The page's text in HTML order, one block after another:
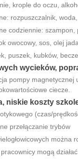
krople do oczu,
rozpuszczalnik,
codziennie:
owocowy, sos, olej
puszek, kubków,
wycieków,
pompy magnetycznej
ciecze.
niskie koszty
(czas/
przełączanie trybów
można
mogą